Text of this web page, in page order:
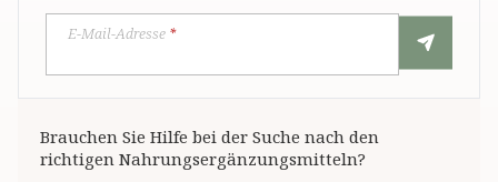
E-Mail-Adresse *
Brauchen Sie Hilfe bei der Suche nach den
richtigen Nahrungsergänzungsmitteln?